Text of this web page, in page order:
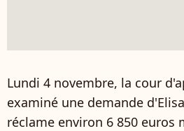
Lundi 4 novembre, la cour
examiné une demande
réclame environ 6 850 euros